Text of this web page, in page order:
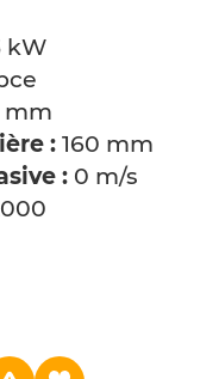
kW
mm
: 160 mm
: 0 m/s